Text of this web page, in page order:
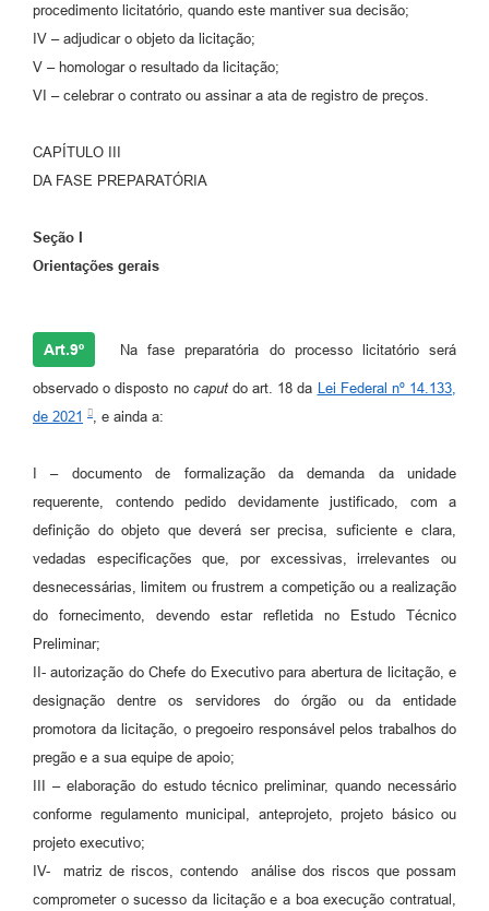
procedimento licitatório, quando este mantiver sua decisão;
IV – adjudicar o objeto da licitação;
V – homologar o resultado da licitação;
VI – celebrar o contrato ou assinar a ata de registro de preços.
CAPÍTULO III
DA FASE PREPARATÓRIA
Seção I
Orientações gerais
Art.9º Na fase preparatória do processo licitatório será
observado o disposto no caput do art. 18 da
Lei Federal nº 14.133,
de 2021
, e ainda a:
I – documento de formalização da demanda da unidade
requerente, contendo pedido devidamente justificado, com a
definição do objeto que deverá ser precisa, suficiente e clara,
vedadas especificações que, por excessivas, irrelevantes ou
desnecessárias, limitem ou frustrem a competição ou a realização
do fornecimento, devendo estar refletida no Estudo Técnico
Preliminar;
II- autorização do Chefe do Executivo para abertura de licitação, e
designação dentre os servidores do órgão ou da entidade
promotora da licitação, o pregoeiro responsável pelos trabalhos do
pregão e a sua equipe de apoio;
III – elaboração do estudo técnico preliminar, quando necessário
conforme regulamento municipal, anteprojeto, projeto básico ou
projeto executivo;
IV- matriz de riscos, contendo análise dos riscos que possam
comprometer o sucesso da licitação e a boa execução contratual,